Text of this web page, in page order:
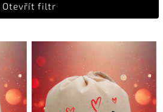
Otevřít filtr